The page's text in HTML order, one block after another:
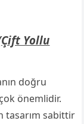
Yollu
doğru
önemlidir.
tasarım sabittir